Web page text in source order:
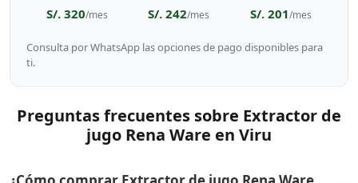
S/. 320/mes S/. 242/mes S/. 201/mes
Consulta por WhatsApp las opciones de pago disponibles para
ti.
Preguntas frecuentes sobre Extractor de
jugo Rena Ware en Viru